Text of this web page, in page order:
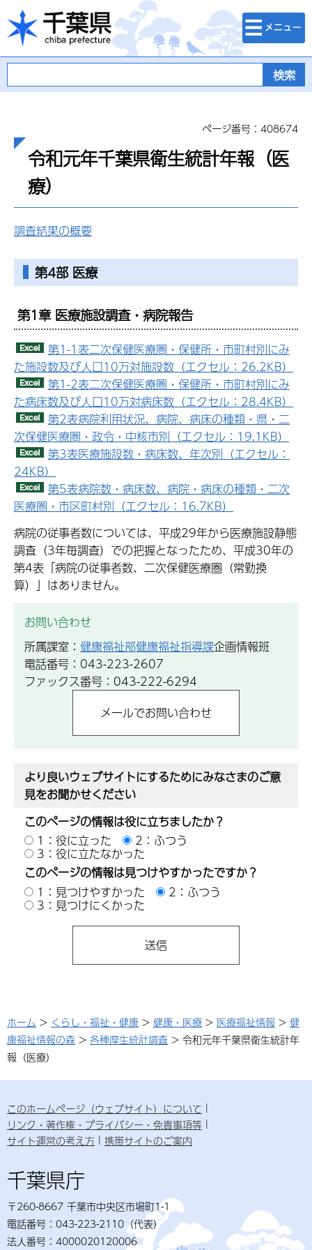
千葉県
検索・メニュ
ー
ページ番号：408674
令和元年千葉県衛生統計年報（医
療）
調査結果の概要
第4部 医療
第1章 医療施設調査・病院報告
第1-1表二次保健医療圏・保健所・市町村別にみ
た施設数及び人口10万対施設数（エクセル：26.2KB）
第1-2表二次保健医療圏・保健所・市町村別にみ
た病床数及び人口10万対病床数（エクセル：28.4KB）
第2表病院利用状況、病院、病床の種類・県・二
次保健医療圏・政令・中核市別（エクセル：19.1KB）
第3表医療施設数・病床数、年次別（エクセル：
24KB）
第5表病院数・病床数、病院・病床の種類・二次
医療圏・市区町村別（エクセル：16.7KB）
病院の従事者数については、平成29年から医療施設静態
調査（3年毎調査）での把握となったため、平成30年の
第4表「病院の従事者数、二次保健医療圏（常勤換
算）」はありません。
お問い合わせ
所属課室： 健康福祉部健康福祉指導課企画情報班
電話番号：043-223-2607
ファックス番号：043-222-6294
より良いウェブサイトにするためにみなさまのご意
見をお聞かせください
このページの情報は役に立ちましたか？
1：役に立った
2：ふつう
3：役に立たなかった
このページの情報は見つけやすかったですか？
1：見つけやすかった
2：ふつう
3：見つけにくかった
ホーム > くらし・福祉・健康 > 健康・医療 > 医療福祉情報 > 健
康福祉情報の森 > 各種厚生統計調査 > 令和元年千葉県衛生統計年
報（医療）
このホームページ（ウェブサイト）について
リンク・著作権・プライバシー・免責事項等
サイト運営の考え方
携帯サイトのご案内
千葉県庁
〒260-8667 千葉市中央区市場町1-1
電話番号：043-223-2110（代表）
法人番号：4000020120006